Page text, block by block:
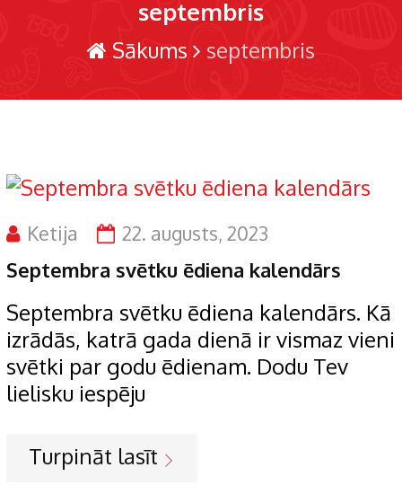
septembris
Sākums septembris
Ketija 22. augusts, 2023
Septembra svētku ēdiena kalendārs
Septembra svētku ēdiena kalendārs. Kā
izrādās, katrā gada dienā ir vismaz vieni
svētki par godu ēdienam. Dodu Tev
lielisku iespēju
Turpināt lasīt